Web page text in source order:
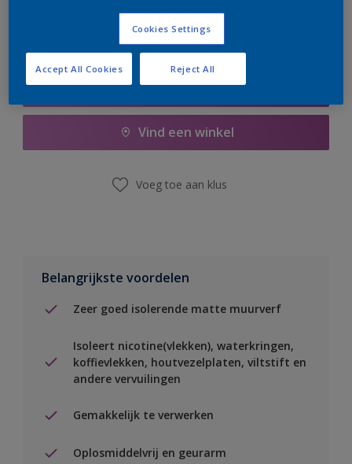
Boodschappenlijst
Vind een winkel
Voeg toe aan klus
Belangrijkste voordelen
Zeer goed isolerende matte muurverf
Isoleert nicotine(vlekken), waterkringen,
koffievlekken, houtvezelplaten, viltstift en
andere vervuilingen
Gemakkelijk te verwerken
Oplosmiddelvrij en geurarm
Cookies Settings
Reject All
Accept All Cookies